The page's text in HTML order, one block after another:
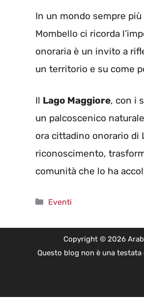
In un mondo sempre
Mombello ci ricorda
onoraria è un invito a
un territorio e su come
Il Lago Maggiore, con i
un palcoscenico
ora cittadino onorario di
riconoscimento,
comunità che lo ha
Categorie
Eventi
Copyright © 2026
Questo blog non è una